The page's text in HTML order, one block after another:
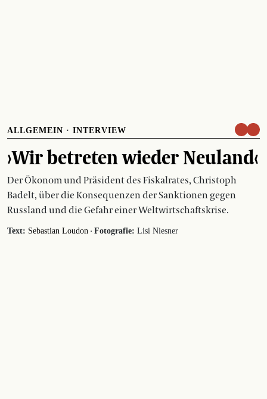
ALLGEMEIN · INTERVIEW
›Wir betreten wieder Neuland‹
Der Ökonom und Präsident des Fiskalrates, Christoph
Badelt, über die Konsequenzen der Sanktionen gegen
Russland und die Gefahr einer Weltwirtschaftskrise.
Text: Sebastian Loudon · Fotografie: Lisi Niesner